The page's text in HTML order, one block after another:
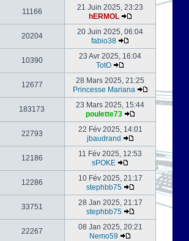
11166
21 Juin 2025, 23:23
hERMOL
20204
20 Juin 2025, 06:04
fabio38
10390
23 Avr 2025, 16:04
TotO
12677
28 Mars 2025, 21:25
Princesse Mariana
183173
23 Mars 2025, 15:44
poulette73
22793
22 Fév 2025, 14:01
jbaudrand
12186
11 Fév 2025, 12:53
sPOKE
12286
10 Fév 2025, 21:17
stephbb75
33751
28 Jan 2025, 21:17
stephbb75
22267
08 Jan 2025, 20:21
Nemo59